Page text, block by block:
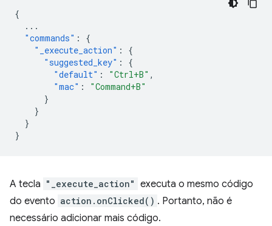
{
...
"commands" :
{
"_execute_action" :
{
"suggested_key" :
{
"default" : "Ctrl+B" ,
"mac" :
"Command+B"
}
}
}
}
A tecla "_execute_action" executa o mesmo código
do evento action.onClicked() . Portanto, não é
necessário adicionar mais código.